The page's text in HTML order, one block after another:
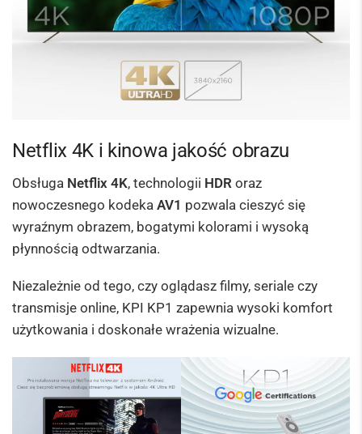
Netflix 4K i kinowa jakość obrazu
Obsługa Netflix 4K, technologii HDR oraz
nowoczesnego kodeka AV1 pozwala cieszyć się
wyraźnym obrazem, bogatymi kolorami i wysoką
płynnością odtwarzania.
Niezależnie od tego, czy oglądasz filmy, seriale czy
transmisje online, KPI KP1 zapewnia wysoki komfort
użytkowania i doskonałe wrażenia wizualne.